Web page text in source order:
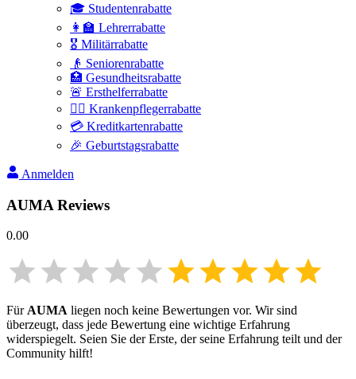
🎓 Studentenrabatte
👩‍🏫 Lehrerrabatte
🎖️ Militärrabatte
👴 Seniorenrabatte
🏥 Gesundheitsrabatte
🚨 Ersthelferrabatte
👩‍⚕️ Krankenpflegerrabatte
💳 Kreditkartenrabatte
🎉 Geburtstagsrabatte
Anmelden
AUMA Reviews
0.00
FürAUMA liegen noch keine Bewertungen vor. Wir sind
überzeugt, dass jede Bewertung eine wichtige Erfahrung
widerspiegelt. Seien Sie der Erste, der seine Erfahrung teilt und der
Community hilft!